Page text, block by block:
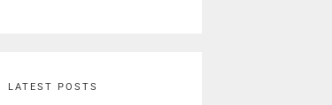
LATEST POSTS